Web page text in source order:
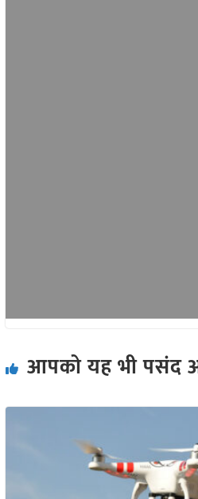
आपको यह भी पसंद